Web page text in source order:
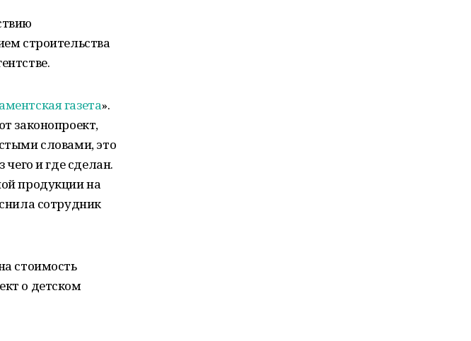
строительства
газета».
законопроект,
словами, это
и где сделан.
продукции на
сотрудник
стоимость
о детском